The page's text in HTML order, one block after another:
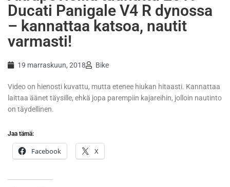
Ducati Panigale V4 R dynossa
– kannattaa katsoa, nautit
varmasti!
19 marraskuun, 2018 Bike
Video on hienosti kuvattu, mutta etenee hiukan hitaasti. Kannattaa
laittaa äänet täysille, ehkä jopa parempiin kajareihin, jolloin nautinto
on täydellinen.
Jaa tämä:
Facebook X